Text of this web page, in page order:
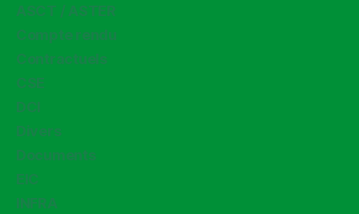
ASCT / ASTER
Compte rendu
Contractuels
CSE
DCI
Divers
Documents
EIC
INFRA